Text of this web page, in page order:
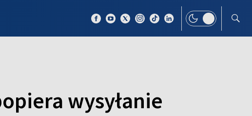
wysyłanie